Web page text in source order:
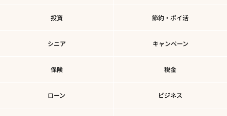
投資 節約・ポイ活
シニア キャンペーン
保険 税金
ローン ビジネス